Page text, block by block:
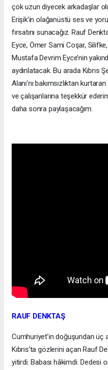
çok uzun diyecek arkadaşlar
Erişik’in olağanüstü ses ve
fırsatını sunacağız. Rauf
Eyce, Ömer Sami Coşar,
Mustafa Devrim Eyce’nin
aydınlatacak. Bu arada Kıbrıs
Alanı’nı bakımsızlıktan
ve çalışanlarına teşekkür
daha sonra paylaşacağım.
RAUF DENKTAŞ
Cumhuriyet’in doğuşundan üç
Kıbrıs’ta gözlerini açan Rauf
yitirdi. Babası hâkimdi. Dedesi